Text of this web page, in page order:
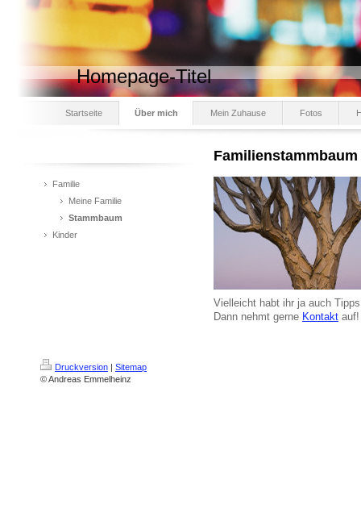
Homepage-Titel
Startseite Über mich Mein Zuhause Fotos
Familie
Meine Familie
Stammbaum
Kinder
Familienstammbaum
Vielleicht habt ihr ja auch
Dann nehmt gerne Kontakt auf!
Druckversion | Sitemap
© Andreas Emmelheinz